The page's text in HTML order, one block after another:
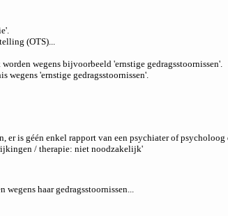
(OTS)...
wegens bijvoorbeeld 'ernstige gedragsstoornissen'.
wegens 'ernstige gedragsstoornissen'.
er is géén enkel rapport van een psychiater of
/ therapie: niet noodzakelijk'
haar gedragsstoornissen...